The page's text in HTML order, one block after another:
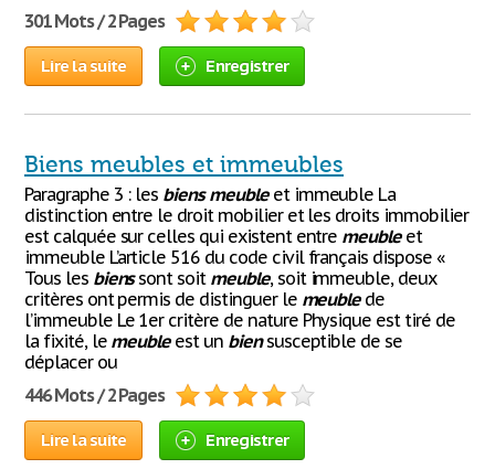
301 Mots / 2 Pages
Lire la suite Enregistrer
Biens meubles et immeubles
Paragraphe 3 : les biens meubleet immeuble La
distinction entre le droit mobilier et les droits immobilier
est calquée sur celles qui existent entre meubleet
immeuble L’article 516 du code civil français dispose «
Tous les bienssont soit meuble, soit immeuble, deux
critères ont permis de distinguer le meublede
l’immeuble Le 1er critère de nature Physique est tiré de
la fixité, le meubleest un biensusceptible de se
déplacer ou
446 Mots / 2 Pages
Lire la suite Enregistrer